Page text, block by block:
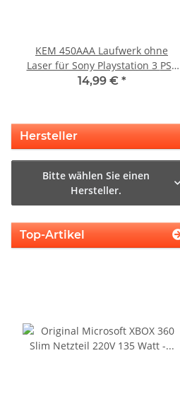
KEM 450AAA Laufwerk ohne
Laser für Sony Playstation 3 PS3
Slim gebraucht
14,99 € *
Hersteller
Bitte wählen Sie einen
Hersteller.
Top-Artikel